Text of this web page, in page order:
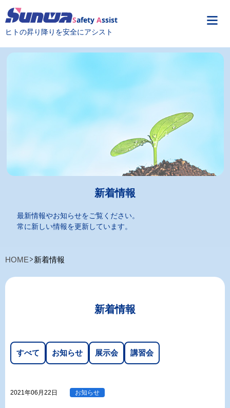
Safety Assist
ヒトの昇り降りを安全にアシスト
新着情報
最新情報やお知らせをご覧ください。
常に新しい情報を更新しています。
HOME 新着情報
新着情報
すべて お知らせ 展示会 講習会
2021年06月22日 お知らせ